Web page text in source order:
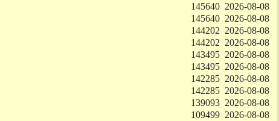
145640 2026-08-08
145640 2026-08-08
144202 2026-08-08
144202 2026-08-08
143495 2026-08-08
143495 2026-08-08
142285 2026-08-08
142285 2026-08-08
139093 2026-08-08
109499 2026-08-08